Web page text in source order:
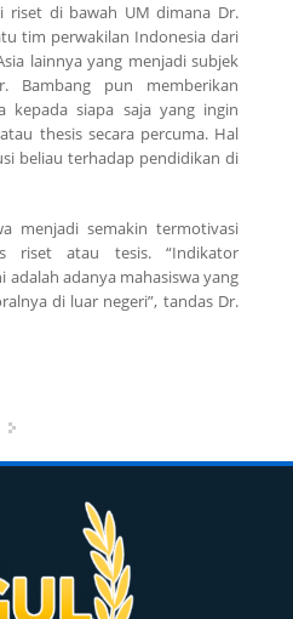
riset di bawah UM dimana Dr.
tim perwakilan Indonesia dari
lainnya yang menjadi subjek
Bambang pun memberikan
kepada siapa saja yang ingin
thesis secara percuma. Hal
beliau terhadap pendidikan di
menjadi semakin termotivasi
riset atau tesis. “Indikator
adanya mahasiswa yang
di luar negeri”, tandas Dr.